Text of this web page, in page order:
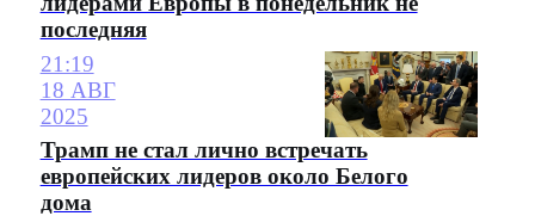
последняя
21:19
18 АВГ
2025
Трамп не стал лично встречать
европейских лидеров около Белого
дома